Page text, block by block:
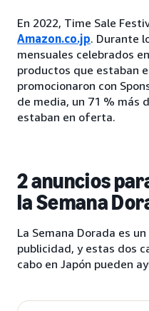
En 2022, Time Sale
Amazon.co.jp. Durante
mensuales celebrados
productos que estaban
promocionaron con
de media, un 71 % más
estaban en oferta.
2 anuncios
la Semana
La Semana Dorada es
publicidad, y estas dos
cabo en Japón pueden